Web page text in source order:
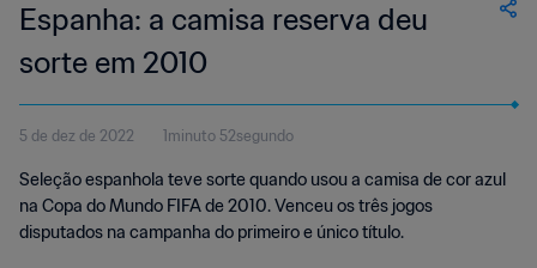
Espanha: a camisa reserva deu
sorte em 2010
5 de dez de 2022 1minuto 52segundo
Seleção espanhola teve sorte quando usou a camisa de cor azul
na Copa do Mundo FIFA de 2010. Venceu os três jogos
disputados na campanha do primeiro e único título.